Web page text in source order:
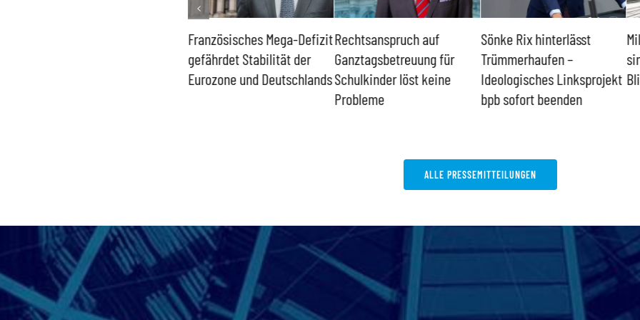
Französisches Mega-Defizit
gefährdet Stabilität der
Eurozone und Deutschlands
Rechtsanspruch auf
Ganztagsbetreuung für
Schulkinder löst keine
Probleme
Sönke Rix hinterlässt
Trümmerhaufen –
Ideologisches Linksprojekt
bpb sofort beenden
ALLE PRESSEMITTEILUNGEN